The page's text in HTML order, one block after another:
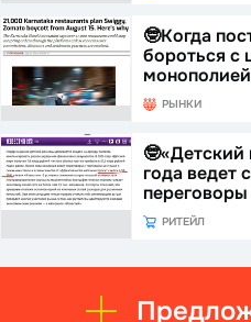
🤓Когда
бороться с
РЫНКИ
года ведет
РИТЕЙЛ